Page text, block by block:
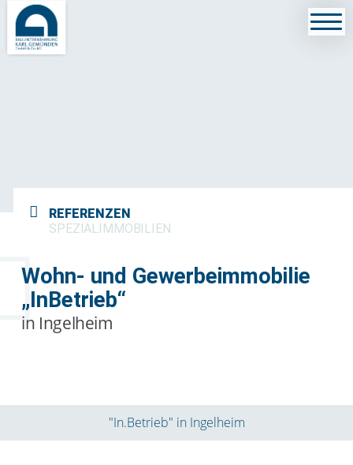
REFERENZEN
SPEZIALIMMOBILIEN
Wohn- und Gewerbeimmobilie
„InBetrieb“
in Ingelheim
"In.Betrieb" in Ingelheim